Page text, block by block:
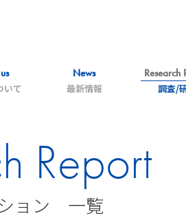
いて
News
最新情報
Research
調査/
Report
ョン 一覧